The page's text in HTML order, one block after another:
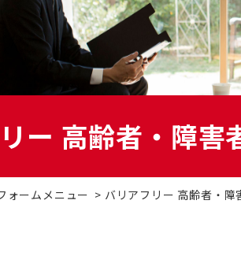
ション DI窓
太陽光発電システム
ーション 二世帯住宅リフォー
助金 オフィスリフォーム
ー 高齢者・障害
ォームメニュー バリアフリー 高齢者・